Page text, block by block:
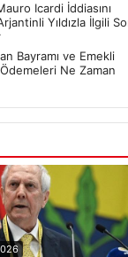
Icardi İddiasını
Yıldızla İlgili
Bayramı ve Emekli
Ne Zaman